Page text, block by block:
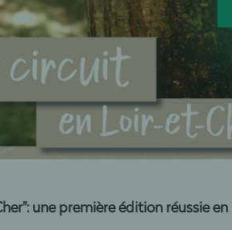
une première édition réussie